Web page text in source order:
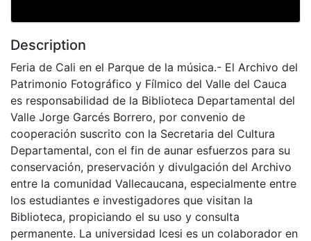
Description
Feria de Cali en el Parque de la música.- El Archivo del
Patrimonio Fotográfico y Fílmico del Valle del Cauca
es responsabilidad de la Biblioteca Departamental del
Valle Jorge Garcés Borrero, por convenio de
cooperación suscrito con la Secretaria del Cultura
Departamental, con el fin de aunar esfuerzos para su
conservación, preservación y divulgación del Archivo
entre la comunidad Vallecaucana, especialmente entre
los estudiantes e investigadores que visitan la
Biblioteca, propiciando el su uso y consulta
permanente. La universidad Icesi es un colaborador en